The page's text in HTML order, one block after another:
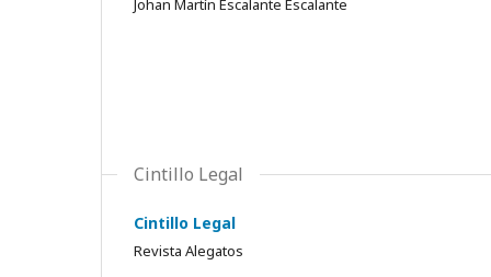
Johan Martín Escalante Escalante
Cintillo Legal
Cintillo Legal
Revista Alegatos